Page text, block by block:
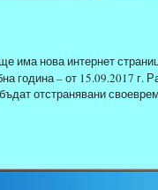
има нова интернет
година – от 15.09.2017
отстранявани